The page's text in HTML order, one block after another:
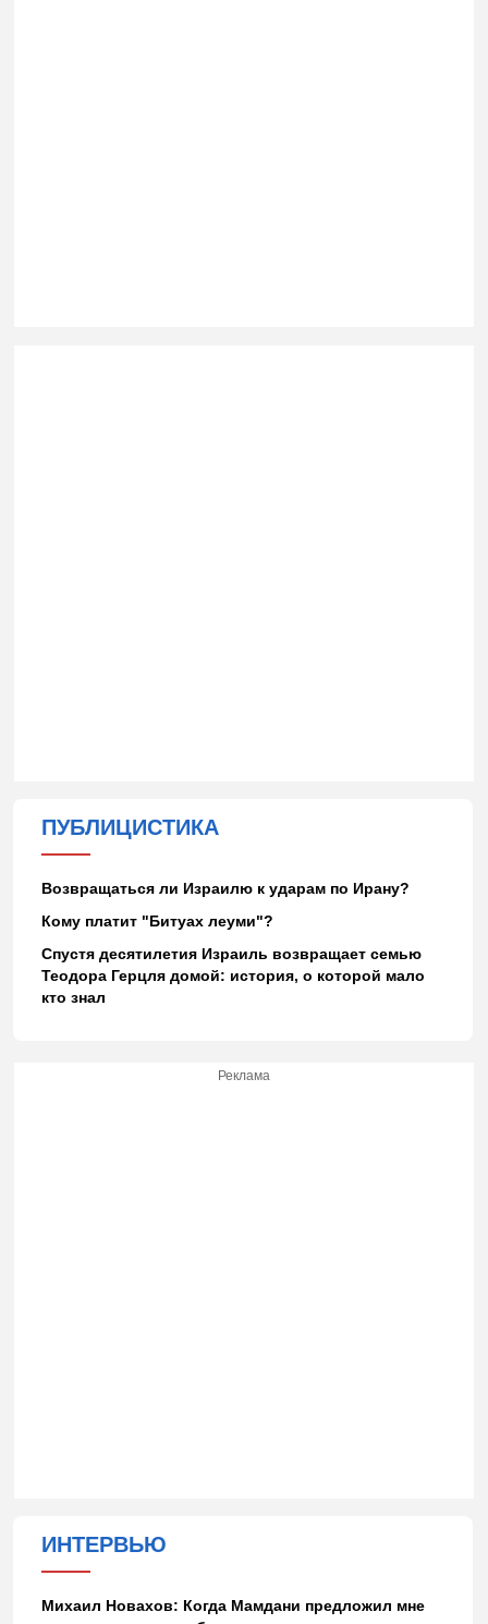
ПУБЛИЦИСТИКА
Возвращаться ли Израилю к ударам по Ирану?
Кому платит "Битуах леуми"?
Спустя десятилетия Израиль возвращает семью
Теодора Герцля домой: история, о которой мало
кто знал
Реклама
ИНТЕРВЬЮ
Михаил Новахов: Когда Мамдани предложил мне